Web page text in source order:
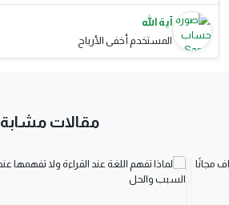
آية الله
المستخدم أخفى الأرباح
مقالات مشابة